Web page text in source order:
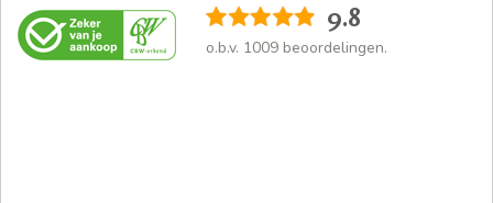
9.8
o.b.v. 1009 beoordelingen.